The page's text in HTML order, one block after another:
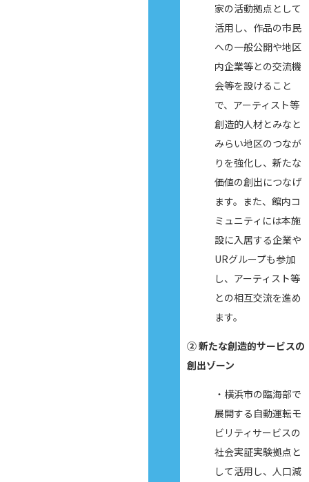
家の活動拠点として
活用し、作品の市民
への一般公開や地区
内企業等との交流機
会等を設けること
で、アーティスト等
創造的人材とみなと
みらい地区のつなが
りを強化し、新たな
価値の創出につなげ
ます。また、館内コ
ミュニティには本施
設に入居する企業や
URグループも参加
し、アーティスト等
との相互交流を進め
ます。
② 新たな創造的サービスの
創出ゾーン
・横浜市の臨海部で
展開する自動運転モ
ビリティサービスの
社会実証実験拠点と
して活用し、人口減